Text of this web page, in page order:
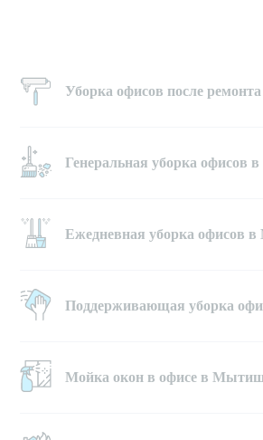
Уборка офисов после
Генеральная уборка офисов
Ежедневная уборка офисов
Поддерживающая уборка
Мойка окон в офисе в